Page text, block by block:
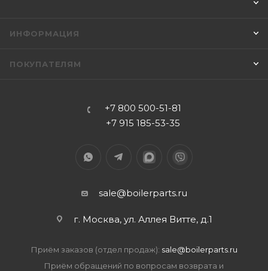
ИНФОРМАЦИЯ
ПОКУПАТЕЛЯМ
+7 800 500-51-81
+7 915 185-53-35
sale@boilerparts.ru
г. Москва, ул. Аллея Витте, д.1
Приём заказов (отдел продаж): sale@boilerparts.ru
Приём обращений по вопросам возврата и